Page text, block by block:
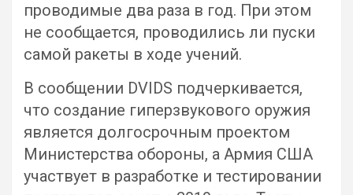
проводимые два раза в год. При этом
не сообщается, проводились ли пуски
самой ракеты в ходе учений.
В сообщении DVIDS подчеркивается,
что создание гиперзвукового оружия
является долгосрочным проектом
Министерства обороны, а Армия США
участвует в разработке и тестировании